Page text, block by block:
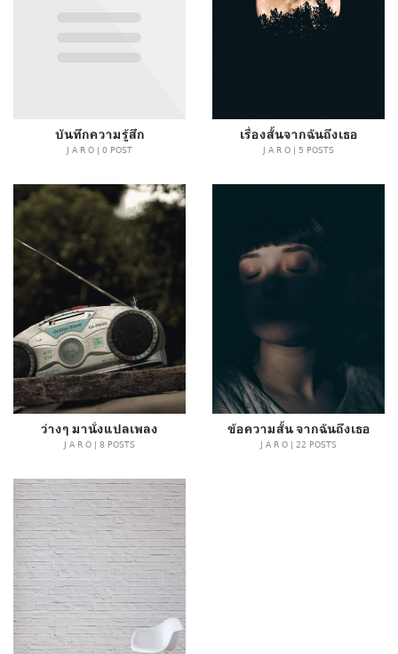
บันทึกความรู้สึก
J A R O | 0 POST
เรื่องสั้นจากฉันถึงเธอ
J A R O | 5 POSTS
ว่างๆ มานั่งแปลเพลง
J A R O | 8 POSTS
ข้อความสั้น จากฉันถึงเธอ
J A R O | 22 POSTS